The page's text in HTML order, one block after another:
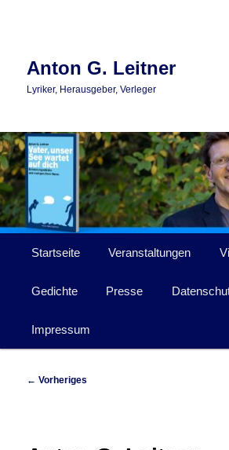
Anton G. Leitner
Lyriker, Herausgeber, Verleger
Startseite Veranstaltungen
Gedichte Presse
Impressum
Bilder-
← Vorheriges